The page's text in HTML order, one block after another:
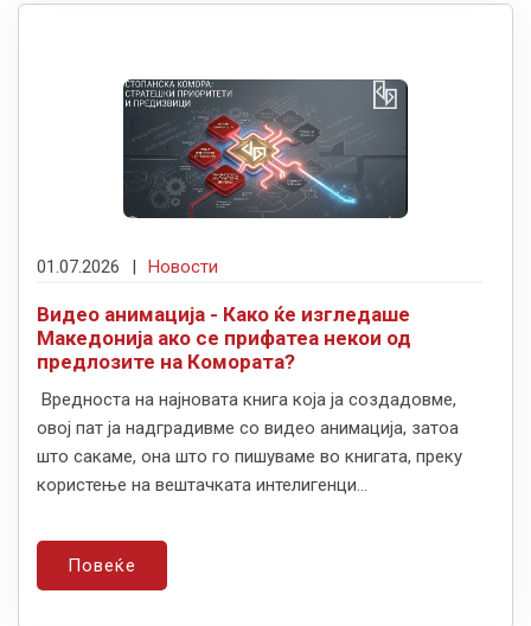
01.07.2026 | Новости
Видео анимација - Како ќе изгледаше
Македонија ако се прифатеа некои од
предлозите на Комората?
Вредноста на најновата книга која ја создадовме,
овој пат ја надградивме со видео анимација, затоа
што сакаме, она што го пишуваме во книгата, преку
користење на вештачката интелигенци...
Повеќе